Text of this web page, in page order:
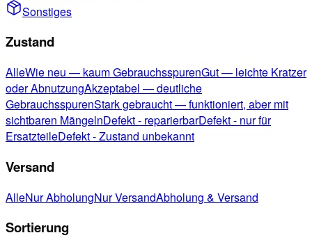
Sonstiges
Zustand
AlleWie neu — kaum GebrauchsspurenGut — leichte Kratzer
oder AbnutzungAkzeptabel — deutliche
GebrauchsspurenStark gebraucht — funktioniert, aber mit
sichtbaren MängelnDefekt - reparierbarDefekt - nur für
ErsatzteileDefekt - Zustand unbekannt
Versand
AlleNur AbholungNur VersandAbholung & Versand
Sortierung